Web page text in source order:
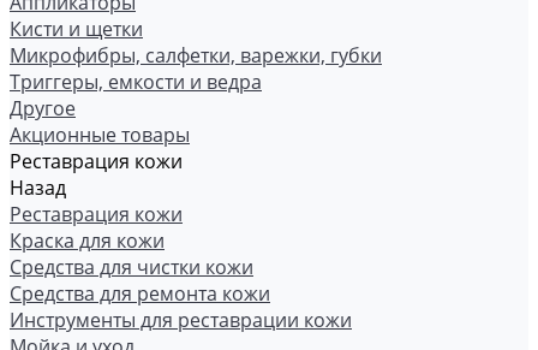
Кисти и щетки
Микрофибры, салфетки, варежки, губки
Триггеры, емкости и ведра
Другое
Акционные товары
Реставрация кожи
Назад
Реставрация кожи
Краска для кожи
Средства для чистки кожи
Средства для ремонта кожи
Инструменты для реставрации кожи